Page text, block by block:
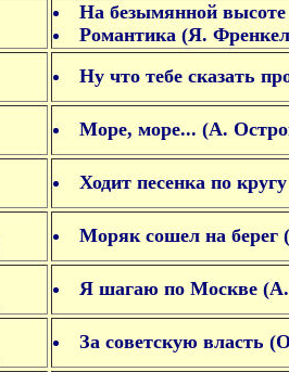
На безымянной
Романтика (Я.
Ну что тебе сказать
Море, море... (А.
Ходит песенка по
Моряк сошел на
Я шагаю по Москве
За советскую власть